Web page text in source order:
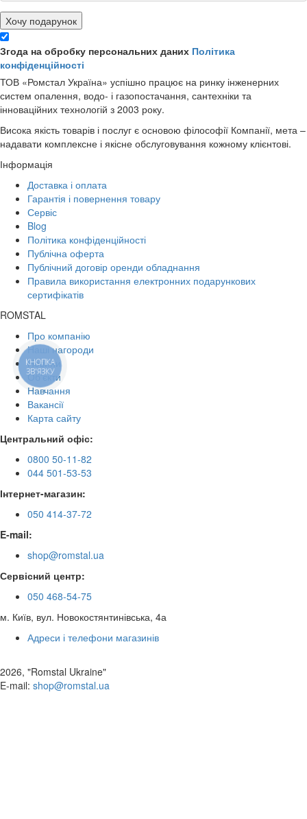
Хочу подарунок
Згода на обробку персональних даних Політика
конфіденційності
ТОВ «Ромстал Україна» успішно працює на ринку інженерних
систем опалення, водо- і газопостачання, сантехніки та
інноваційних технологій з 2003 року.
Висока якість товарів і послуг є основою філософії Компанії, мета –
надавати комплексне і якісне обслуговування кожному клієнтові.
Інформація
Доставка і оплата
Гарантія і повернення товару
Сервіс
Blog
Політика конфіденційності
Публічна оферта
Публічний договір оренди обладнання
Правила використання електронних подарункових
сертифікатів
ROMSTAL
Про компанію
Наші нагороди
Новини
Об'єкти
Навчання
Вакансії
Карта сайту
Центральний офіс:
0800 50-11-82
044 501-53-53
Інтернет-магазин:
050 414-37-72
E-mail:
shop@romstal.ua
Сервісний центр:
050 468-54-75
м. Київ, вул. Новокостянтинівська, 4а
Адреси і телефони магазинів
2026, "Romstal Ukraine"
​E-mail: shop@romstal.ua
КНОПКА
ЗВ'ЯЗКУ